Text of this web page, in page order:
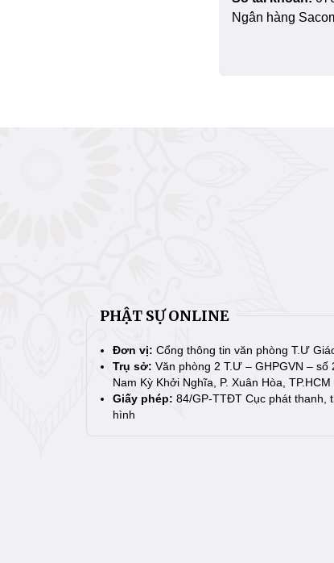
Ngân hàng
PHẬT SỰ ONLINE
Đơn vị: Cổng thông tin văn phòng T.Ư
Trụ sở: Văn phòng 2 T.Ư – GHPGVN – số
Nam Kỳ Khởi Nghĩa, P. Xuân Hòa, TP.HCM
Giấy phép: 84/GP-TTĐT Cục phát thanh,
hình